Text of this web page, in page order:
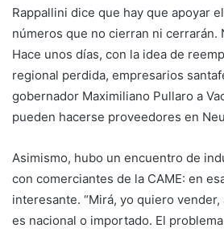
Rappallini dice que hay que apoyar
números que no cierran ni cerrarán.
Hace unos días, con la idea de
regional perdida, empresarios
gobernador Maximiliano Pullaro a
pueden hacerse proveedores en
Asimismo, hubo un encuentro de
con comerciantes de la CAME: en
interesante. “Mirá, yo quiero
es nacional o importado. El